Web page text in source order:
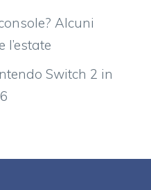
Alcuni
Switch 2 in